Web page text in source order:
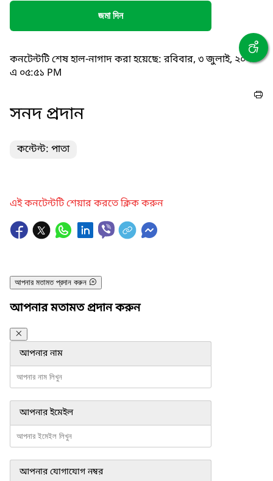
জমা দিন
কনটেন্টটি শেষ হাল-নাগাদ করা হয়েছে: রবিবার, ৩ জুলাই, ২০২২
এ ০৫:৫১ PM
সনদ প্রদান
কন্টেন্ট: পাতা
এই কনটেন্টটি শেয়ার করতে ক্লিক করুন
আপনার মতামত প্রদান করুন
আপনার মতামত প্রদান করুন
আপনার নাম
আপনার ইমেইল
আপনার যোগাযোগ নম্বর